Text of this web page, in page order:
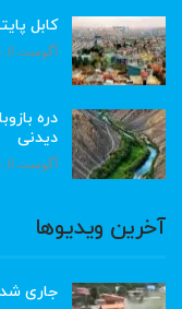
کابل
آگوست 6, 2026
دره
دیدنی
آگوست 6, 2026
آخرین ویدیوها
جاری